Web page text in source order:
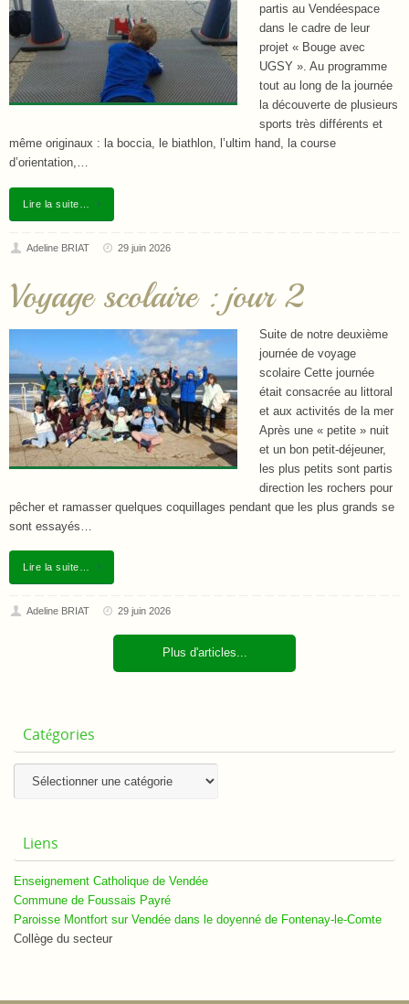
partis au Vendéespace
dans le cadre de leur
projet « Bouge avec
UGSY ». Au programme
tout au long de la journée
la découverte de plusieurs
sports très différents et
même originaux : la boccia, le biathlon, l’ultim hand, la course
d’orientation,…
Lire la suite…
Adeline BRIAT 29 juin 2026
Voyage scolaire : jour 2
Suite de notre deuxième
journée de voyage
scolaire Cette journée
était consacrée au littoral
et aux activités de la mer
Après une « petite » nuit
et un bon petit-déjeuner,
les plus petits sont partis
direction les rochers pour
pêcher et ramasser quelques coquillages pendant que les plus grands se
sont essayés…
Lire la suite…
Adeline BRIAT 29 juin 2026
Plus d'articles...
Catégories
Liens
Enseignement Catholique de Vendée
Commune de Foussais Payré
Paroisse Montfort sur Vendée dans le doyenné de Fontenay-le-Comte
Collège du secteur